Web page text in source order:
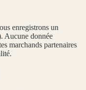
enregistrons un
Aucune donnée
marchands partenaires